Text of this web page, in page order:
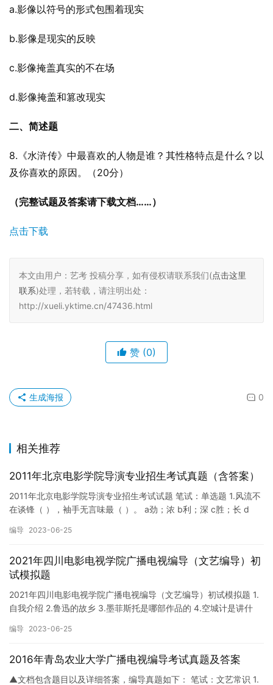
a.影像以符号的形式包围着现实
b.影像是现实的反映
c.影像掩盖真实的不在场
d.影像掩盖和篡改现实
二、简述题
8.《水浒传》中最喜欢的人物是谁？其性格特点是什么？以
及你喜欢的原因。（20分）
（完整试题及答案请下载文档……）
点击下载
本文由用户：艺考 投稿分享，如有侵权请联系我们(点击这里
联系)处理，若转载，请注明出处：
http://xueli.yktime.cn/47436.html
赞 (0)
0
生成海报
相关推荐
2011年北京电影学院导演专业招生考试真题（含答案）
2011年北京电影学院导演专业招生考试试题 笔试：单选题 1.风流不
在谈锋（ ），袖手无言味最（ ）。 a劲；浓 b利；深 c胜；长 d
编导 2023-06-25
2021年四川电影电视学院广播电视编导（文艺编导）初
试模拟题
2021年四川电影电视学院广播电视编导（文艺编导）初试模拟题 1.
自我介绍 2.鲁迅的故乡 3.墨菲斯托是哪部作品的 4.空城计是讲什
编导 2023-06-25
2016年青岛农业大学广播电视编导考试真题及答案
▲文档包含题目以及详细答案，编导真题如下： 笔试：文艺常识 1.